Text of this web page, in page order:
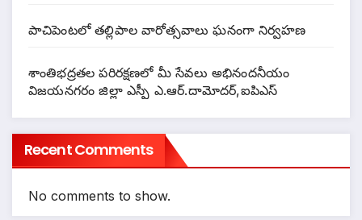
పాచిపెంటలో తల్లిపాల వారోత్సవాలు ఘనంగా నిర్వహణ
శాంతిభద్రతల పరిరక్షణలో మీ సేవలు అభినందనీయం
విజయనగరం జిల్లా ఎస్పీ ఎ.ఆర్.దామోదర్,ఐపిఎస్
Recent Comments
No comments to show.